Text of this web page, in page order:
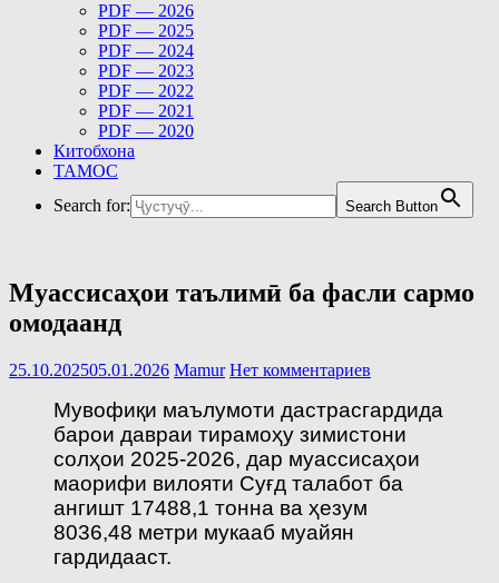
PDF — 2026
PDF — 2025
PDF — 2024
PDF — 2023
PDF — 2022
PDF — 2021
PDF — 2020
Китобхона
ТАМОС
Search for:
Search Button
Муассисаҳои таълимӣ ба фасли сармо
омодаанд
25.10.202505.01.2026 Mamur Нет комментариев
Мувофиқи маълумоти дастрасгардида
барои давраи тирамоҳу зимистони
солҳои 2025-2026, дар муассисаҳои
маорифи вилояти Суғд талабот ба
ангишт 17488,1 тонна ва ҳезум
8036,48 метри мукааб муайян
гардидааст.